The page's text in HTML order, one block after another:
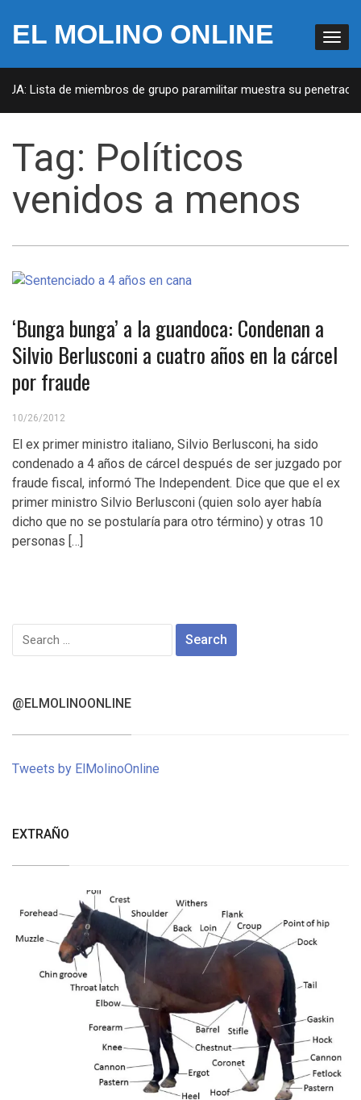
EL MOLINO ONLINE
Lista de miembros de grupo paramilitar muestra su
Tag: Políticos
venidos a menos
‘Bunga bunga’ a la guandoca: Condenan a
Silvio Berlusconi a cuatro años en la cárcel
por fraude
10/26/2012
El ex primer ministro italiano, Silvio Berlusconi, ha sido
condenado a 4 años de cárcel después de ser juzgado por
fraude fiscal, informó The Independent. Dice que que el ex
primer ministro Silvio Berlusconi (quien solo ayer había
dicho que no se postularía para otro término) y otras 10
personas […]
Search
@ELMOLINOONLINE
Tweets by ElMolinoOnline
EXTRAÑO